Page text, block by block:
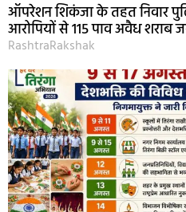
ऑपरेशन शिकंजा के तहत निवार
आरोपियों से 115 पाव अवैध शराब
RashtraRakshak